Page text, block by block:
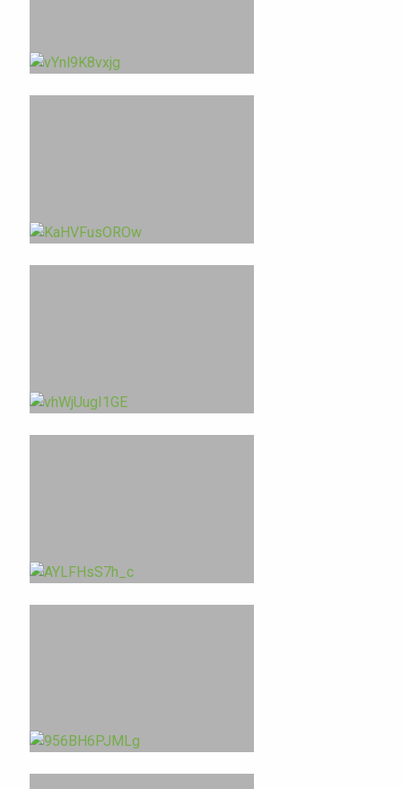
картплоттеру, соединение нескольких
картплоттеров в сеть, подключение радара,
автопилота, датчиков температуры, расхода